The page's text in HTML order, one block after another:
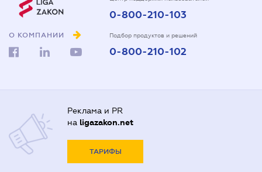
О КОМПАНИИ
0-800-210-103
Подбор продуктов и решений
0-800-210-102
Реклама и PR
на ligazakon.net
ТАРИФЫ